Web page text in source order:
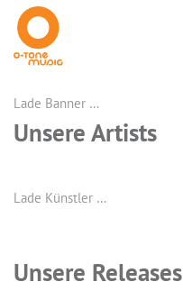
Lade Banner …
Unsere Artists
Lade Künstler …
Unsere Releases